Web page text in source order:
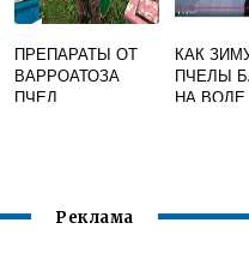
ПРЕПАРАТЫ ОТ
ВАРРОАТОЗА
ПЧЕЛ
КАК
ПЧЕЛЫ
НА ВОЛЕ
Реклама